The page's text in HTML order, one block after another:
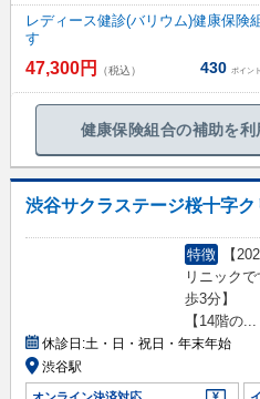
レディース健診(バリウム)健康保険
す
47,300円 （税込） 430 ポイント
健康保険組合の補助を
渋谷サクラステージ桜十字ク
特徴
【
リニック
歩3分】
【14階の...
休診日:土・日・祝日・年末年始
渋谷駅